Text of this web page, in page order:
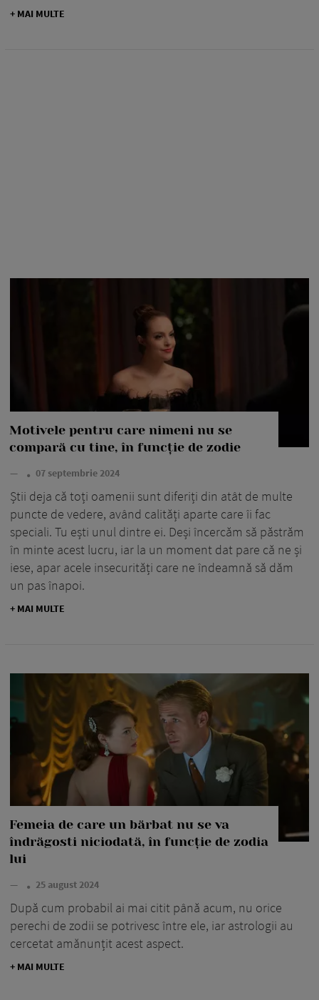
+ MAI MULTE
Motivele pentru care nimeni nu se
compară cu tine, în funcție de zodie
— 07 septembrie 2024
Știi deja că toți oamenii sunt diferiți din atât de multe
puncte de vedere, având calități aparte care îi fac
speciali. Tu ești unul dintre ei. Deși încercăm să păstrăm
în minte acest lucru, iar la un moment dat pare că ne și
iese, apar acele insecurități care ne îndeamnă să dăm
un pas înapoi.
+ MAI MULTE
Femeia de care un bărbat nu se va
îndrăgosti niciodată, în funcție de zodia
lui
— 25 august 2024
După cum probabil ai mai citit până acum, nu orice
perechi de zodii se potrivesc între ele, iar astrologii au
cercetat amănunțit acest aspect.
+ MAI MULTE